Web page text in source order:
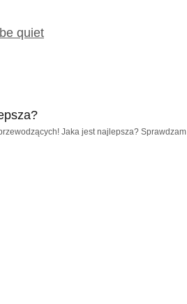
be quiet
Jaka jest najlepsza? Sprawdzam